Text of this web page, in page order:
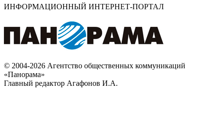
ИНФОРМАЦИОННЫЙ ИНТЕРНЕТ-ПОРТАЛ
© 2004-2026 Агентство общественных коммуникаций
«Панорама»
Главный редактор Агафонов И.А.